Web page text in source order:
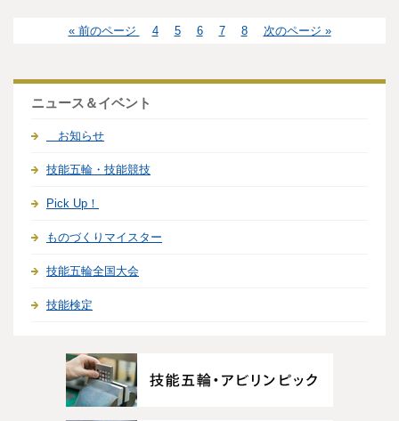
« 前のページ 4 5 6 7 8 次のページ »
ニュース＆イベント
お知らせ
技能五輪・技能競技
Pick Up！
ものづくりマイスター
技能五輪全国大会
技能検定